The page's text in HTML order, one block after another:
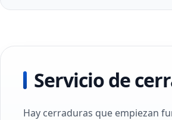
Servicio de
Hay cerraduras que empiezan